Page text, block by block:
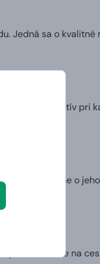
Jedná sa o kvalitné
Preto sa motív pri
sa postaráme o
deň už bude na